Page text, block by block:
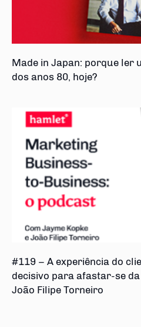
Made in Japan: porque ler
dos anos 80, hoje?
#119 – A experiência do
decisivo para afastar-se
João Filipe Torneiro